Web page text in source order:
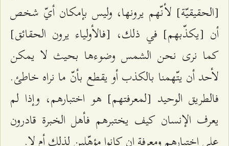
[الحقيقيّة] لأنّهم يرونها، وليس بإمكان أيّ شخص
أن [يكذّبهم] في ذلك، [فالأولياء يرون الحقائق]
كما نرى نحن الشمس وضوءها بحيث لا يمكن
لأحد أن يتّهمنا بالكذب أو يقطع بأنّ ما نراه خاطئ.
فالطريق الوحيد [لمعرفتهم] هو اختبارهم، وإذا لم
يعرف الإنسان كيف يختبرهم فأهل الخبرة قادرون
على اختبارهم ومعرفة إن كانوا مؤهّلين لذلك أم لا.